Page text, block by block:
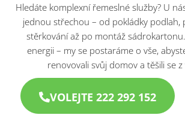
Hledáte komplexní řemeslné služby? U
jednou střechou – od pokládky podlah,
stěrkování až po montáž
energii – my se postaráme o vše,
renovovali svůj domov a těšili se z
VOLEJTE 222 292 152